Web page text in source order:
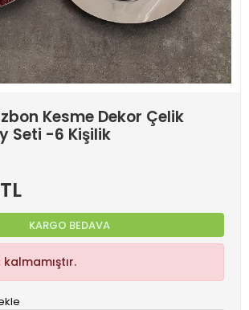
Kesme Dekor Çelik
Seti -6 Kişilik
KARGO BEDAVA